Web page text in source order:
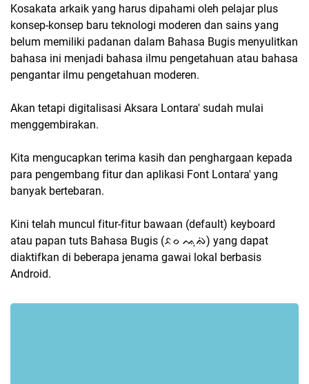
Kosakata arkaik yang harus dipahami oleh pelajar plus
konsep-konsep baru teknologi moderen dan sains yang
belum memiliki padanan dalam Bahasa Bugis menyulitkan
bahasa ini menjadi bahasa ilmu pengetahuan atau bahasa
pengantar ilmu pengetahuan moderen.
Akan tetapi digitalisasi Aksara Lontara' sudah mulai
menggembirakan.
Kita mengucapkan terima kasih dan penghargaan kepada
para pengembang fitur dan aplikasi Font Lontara' yang
banyak bertebaran.
Kini telah muncul fitur-fitur bawaan (default) keyboard
atau papan tuts Bahasa Bugis (ᨅᨔ ᨕᨘᨁᨗ) yang dapat
diaktifkan di beberapa jenama gawai lokal berbasis
Android.